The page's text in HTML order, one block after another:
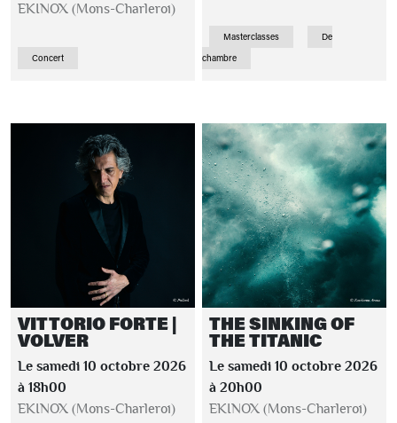
EKINOX (Mons-Charleroi)
Concert
Masterclasses
De
chambre
VITTORIO FORTE |
VOLVER
Le samedi 10 octobre 2026
à 18h00
EKINOX (Mons-Charleroi)
THE SINKING OF
THE TITANIC
Le samedi 10 octobre 2026
à 20h00
EKINOX (Mons-Charleroi)